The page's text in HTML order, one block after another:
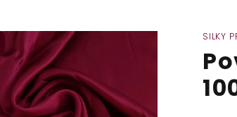
SILKY